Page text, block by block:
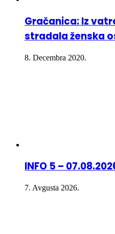
Gračanica: Iz
stradala ženska
8. Decembra 2020.
INFO 5 –
7. Avgusta 2026.